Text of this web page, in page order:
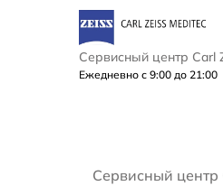
Сервисный центр Carl
Ежедневно с 9:00 до 21:00
Сервисный центр